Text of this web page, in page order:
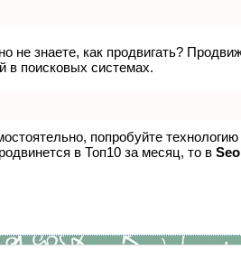
не знаете, как продвигать?
в поисковых системах.
попробуйте технологию
в Топ10 за месяц, то в